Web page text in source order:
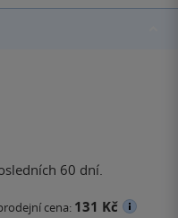
60 dní.
cena: 131 Kč